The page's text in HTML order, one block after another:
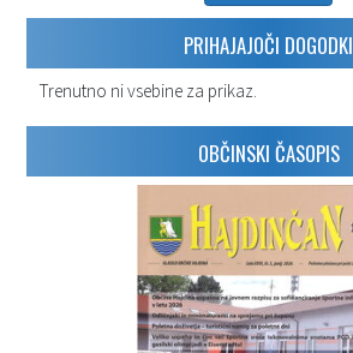
PRIHAJAJOČI DOGODKI
Trenutno ni vsebine za prikaz.
OBČINSKI ČASOPIS